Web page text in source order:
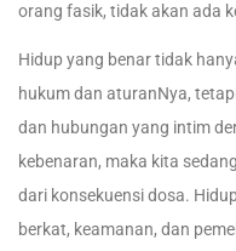
orang fasik, tidak akan ada
Hidup yang benar tidak
hukum dan aturanNya,
dan hubungan yang intim
kebenaran, maka kita
dari konsekuensi dosa.
berkat, keamanan, dan